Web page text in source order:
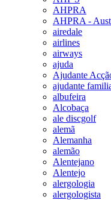
AHPRA
AHPRA -
airedale
airlines
airways
ajuda
Ajudante
ajudante
albufeira
Alcobaça
ale discgolf
alemã
Alemanha
alemão
Alentejano
Alentejo
alergologia
alergologista